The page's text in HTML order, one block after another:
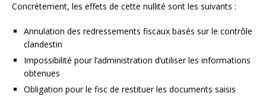
Concrètement, les effets de cette nullité sont les suivants :
Annulation des redressements fiscaux basés sur le contrôle
clandestin
Impossibilité pour l’administration d’utiliser les informations
obtenues
Obligation pour le fisc de restituer les documents saisis